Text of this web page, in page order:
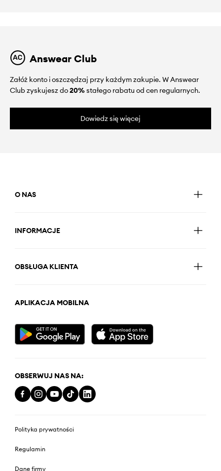
Answear Club
Załóż konto i oszczędzaj przy każdym zakupie. W Answear
Club zyskujesz do20%stałego rabatu od cen regularnych.
Dowiedz się więcej
O NAS
INFORMACJE
OBSŁUGA KLIENTA
APLIKACJA MOBILNA
OBSERWUJ NAS NA:
Polityka prywatności
Regulamin
Dane firmy